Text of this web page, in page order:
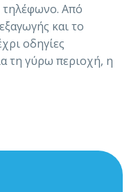
τηλέφωνο. Από
και το
οδηγίες
τη γύρω περιοχή, η